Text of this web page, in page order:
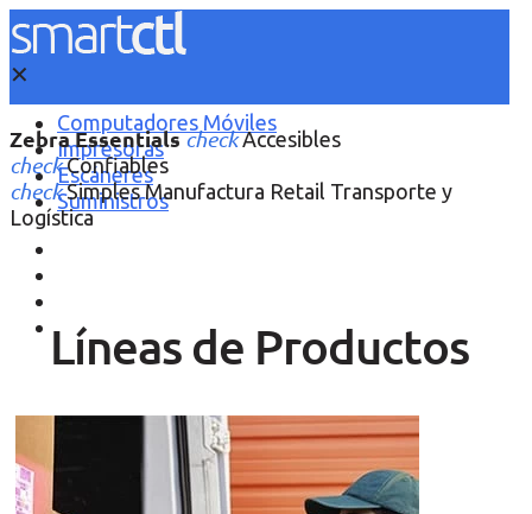
✕
Computadores Móviles
Impresoras
Escáneres
Suministros
Suministros
ZebraEssentialscheckAccesibles
checkConfiables
checkSimples Manufactura Retail Transporte y
Logística
Líneas de Productos